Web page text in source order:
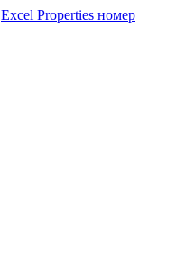
Excel Properties номер